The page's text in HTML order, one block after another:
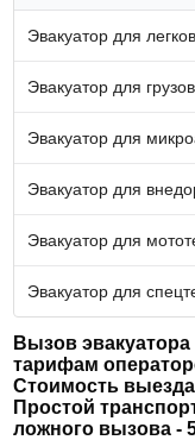
Эвакуатор для
Эвакуатор для
Эвакуатор для
Эвакуатор для
Эвакуатор для
Эвакуатор для
Вызов
тарифам
Стоимость
Простой
ложного вызова -